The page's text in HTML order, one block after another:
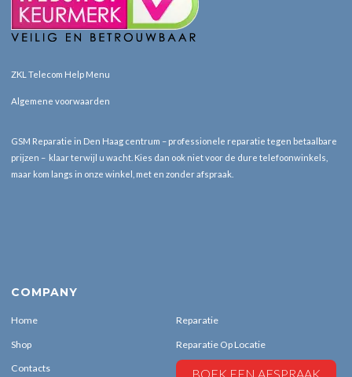
ZKL Telecom Help Menu
Algemene voorwaarden
GSM Reparatie in Den Haag centrum – professionele reparatie tegen betaalbare
prijzen – klaar terwijl u wacht. Kies dan ook niet voor de dure telefoonwinkels,
maar kom langs in onze winkel, met en zonder afspraak.
COMPANY
Home Reparatie
Shop Reparatie Op Locatie
Contacts BOEK EEN AFSPRAAK